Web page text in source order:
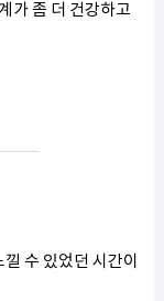
가 좀 더 건강하고
수 있었던 시간이